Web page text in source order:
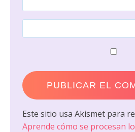
Este sitio usa Akismet para
Aprende cómo se procesan